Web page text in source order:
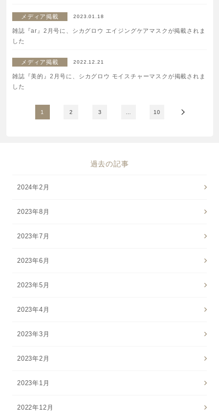
メディア掲載 2023.01.18
雑誌『ar』2月号に、シカグロウ エイジングケアマスクが掲載されま
した
メディア掲載 2022.12.21
雑誌『美的』2月号に、シカグロウ モイスチャーマスクが掲載されま
した
1 2 3 10
過去の記事
2024年2月
2023年8月
2023年7月
2023年6月
2023年5月
2023年4月
2023年3月
2023年2月
2023年1月
2022年12月